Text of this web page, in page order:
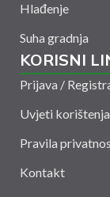
Hlađenje
Suha gradnja
KORISNI
Prijava /
Uvjeti korištenja
Pravila
Kontakt